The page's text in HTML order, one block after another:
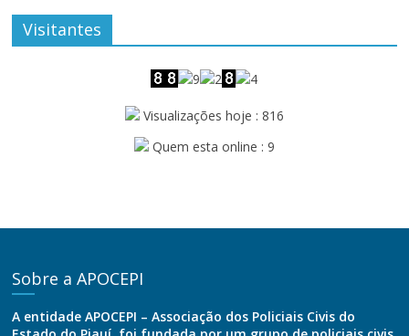
Visitantes
Visualizações hoje : 816
Quem esta online : 9
Sobre a APOCEPI
A entidade APOCEPI – Associação dos Policiais Civis do